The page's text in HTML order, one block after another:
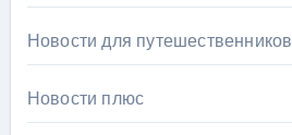
Новости для путешественников
Новости плюс